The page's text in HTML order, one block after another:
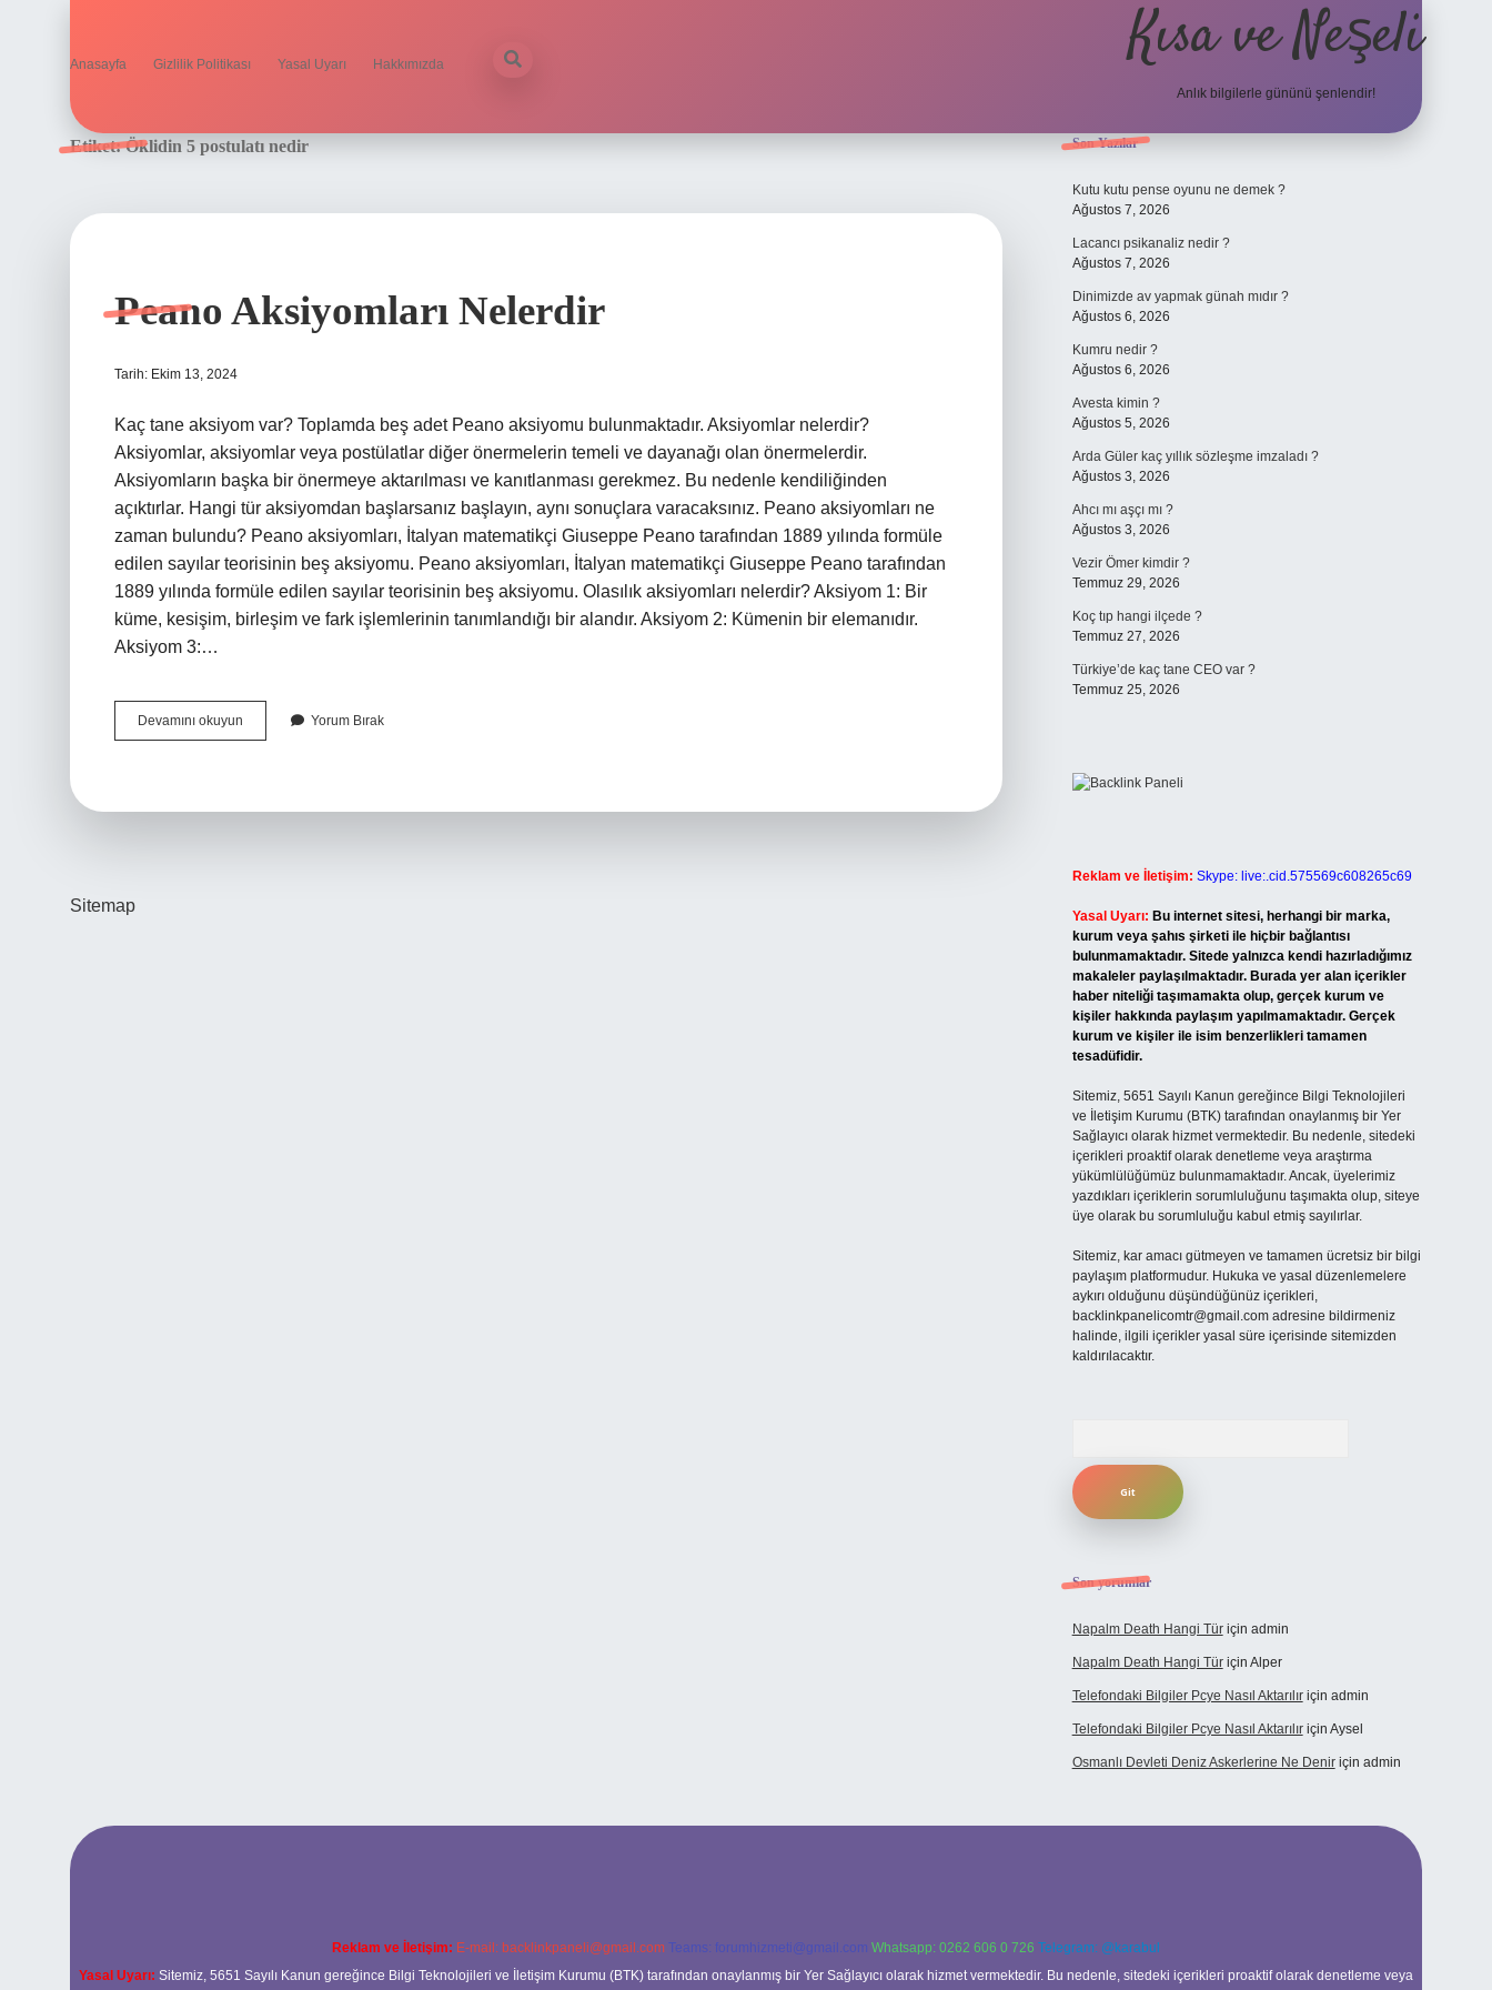
Anasayfa Gizlilik Politikası Yasal Uyarı Hakkımızda Kısa ve Neşeli
Anlık bilgilerle gününü şenlendir!
Etiket:Öklidin 5 postulatı nedir
Peano Aksiyomları Nelerdir
Tarih: Ekim 13, 2024
Kaç tane aksiyom var? Toplamda beş adet Peano aksiyomu bulunmaktadır. Aksiyomlar nelerdir?
Aksiyomlar, aksiyomlar veya postülatlar diğer önermelerin temeli ve dayanağı olan önermelerdir.
Aksiyomların başka bir önermeye aktarılması ve kanıtlanması gerekmez. Bu nedenle kendiliğinden
açıktırlar. Hangi tür aksiyomdan başlarsanız başlayın, aynı sonuçlara varacaksınız. Peano aksiyomları ne
zaman bulundu? Peano aksiyomları, İtalyan matematikçi Giuseppe Peano tarafından 1889 yılında formüle
edilen sayılar teorisinin beş aksiyomu. Peano aksiyomları, İtalyan matematikçi Giuseppe Peano tarafından
1889 yılında formüle edilen sayılar teorisinin beş aksiyomu. Olasılık aksiyomları nelerdir? Aksiyom 1: Bir
küme, kesişim, birleşim ve fark işlemlerinin tanımlandığı bir alandır. Aksiyom 2: Kümenin bir elemanıdır.
Aksiyom 3:…
Devamını okuyun
Aksiyomları
Yorum Bırak
Sitemap
Sidebar
Son Yazılar
Kutu kutu pense oyunu ne demek ?
Ağustos 7, 2026
Lacancı psikanaliz nedir ?
Ağustos 7, 2026
Dinimizde av yapmak günah mıdır ?
Ağustos 6, 2026
Kumru nedir ?
Ağustos 6, 2026
Avesta kimin ?
Ağustos 5, 2026
Arda Güler kaç yıllık sözleşme imzaladı ?
Ağustos 3, 2026
Ahcı mı aşçı mı ?
Ağustos 3, 2026
Vezir Ömer kimdir ?
Temmuz 29, 2026
Koç tıp hangi ilçede ?
Temmuz 27, 2026
Türkiye’de kaç tane CEO var ?
Temmuz 25, 2026
Reklam ve İletişim: Skype: live:.cid.575569c608265c69
Yasal Uyarı: Bu internet sitesi, herhangi bir marka,
kurum veya şahıs şirketi ile hiçbir bağlantısı
bulunmamaktadır. Sitede yalnızca kendi hazırladığımız
makaleler paylaşılmaktadır. Burada yer alan içerikler
haber niteliği taşımamakta olup, gerçek kurum ve
kişiler hakkında paylaşım yapılmamaktadır. Gerçek
kurum ve kişiler ile isim benzerlikleri tamamen
tesadüfidir.
Sitemiz, 5651 Sayılı Kanun gereğince Bilgi Teknolojileri
ve İletişim Kurumu (BTK) tarafından onaylanmış bir Yer
Sağlayıcı olarak hizmet vermektedir. Bu nedenle, sitedeki
içerikleri proaktif olarak denetleme veya araştırma
yükümlülüğümüz bulunmamaktadır. Ancak, üyelerimiz
yazdıkları içeriklerin sorumluluğunu taşımakta olup, siteye
üye olarak bu sorumluluğu kabul etmiş sayılırlar.
Sitemiz, kar amacı gütmeyen ve tamamen ücretsiz bir bilgi
paylaşım platformudur. Hukuka ve yasal düzenlemelere
aykırı olduğunu düşündüğünüz içerikleri,
backlinkpanelicomtr@gmail.comadresine bildirmeniz
halinde, ilgili içerikler yasal süre içerisinde sitemizden
kaldırılacaktır.
Son yorumlar
Napalm Death Hangi Türiçin admin
Napalm Death Hangi Türiçin Alper
Telefondaki Bilgiler Pcye Nasıl Aktarılıriçin admin
Telefondaki Bilgiler Pcye Nasıl Aktarılıriçin Aysel
Osmanlı Devleti Deniz Askerlerine Ne Deniriçin admin
Reklam ve İletişim: E-mail: backlinkpaneli@gmail.com Teams: forumhizmeti@gmail.com Whatsapp: 0262 606 0 726 Telegram: @karabul
Yasal Uyarı: Sitemiz, 5651 Sayılı Kanun gereğince Bilgi Teknolojileri ve İletişim Kurumu (BTK) tarafından onaylanmış bir Yer Sağlayıcı olarak hizmet vermektedir. Bu nedenle, sitedeki içerikleri proaktif olarak denetleme veya